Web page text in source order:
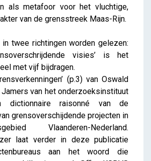
als metafoor voor het vluchtige,
van de grensstreek Maas-Rijn.
in twee richtingen worden gelezen:
visies’ is het
met vijf bijdragen.
(p.3) van Oswald
van het onderzoeksinstituut
raisonné van de
grensoverschijdende projecten in
Vlaanderen-Nederland.
laat verder in deze publicatie
aan het woord die